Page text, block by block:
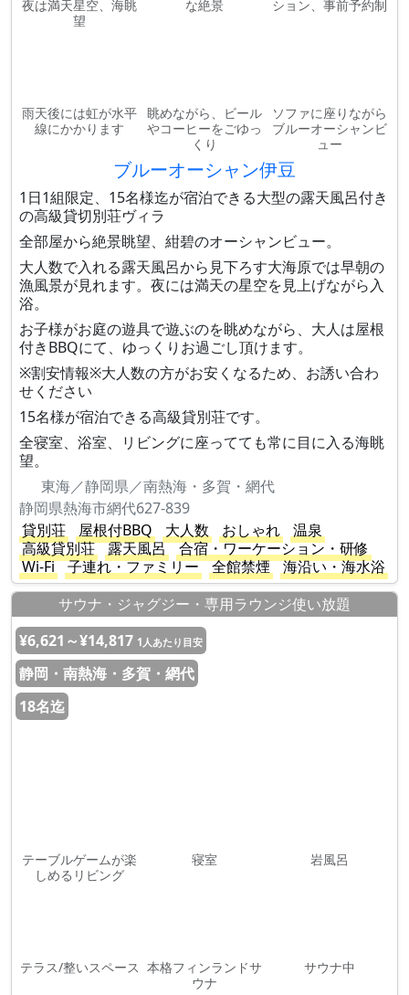
夜は満天星空、海眺
望
な絶景
ション、事前予約制
雨天後には虹が水平
線にかかります
眺めながら、ビール
やコーヒーをごゆっ
くり
ソファに座りながら
ブルーオーシャンビ
ュー
ブルーオーシャン伊豆
1日1組限定、15名様迄が宿泊できる大型の露天風呂付き
の高級貸切別荘ヴィラ
全部屋から絶景眺望、紺碧のオーシャンビュー。
大人数で入れる露天風呂から見下ろす大海原では早朝の
漁風景が見れます。夜には満天の星空を見上げながら入
浴。
お子様がお庭の遊具で遊ぶのを眺めながら、大人は屋根
付きBBQにて、ゆっくりお過ごし頂けます。
※割安情報※大人数の方がお安くなるため、お誘い合わ
せください
15名様が宿泊できる高級貸別荘です。
全寝室、浴室、リビングに座ってても常に目に入る海眺
望。
東海／静岡県／南熱海・多賀・網代
静岡県熱海市網代627-839
貸別荘
屋根付BBQ 大人数 おしゃれ
温泉
高級貸別荘
露天風呂
合宿・ワーケーション・研修
Wi-Fi
子連れ・ファミリー 全館禁煙
海沿い・海水浴
サウナ・ジャグジー・専用ラウンジ使い放題
¥6,621～¥14,817 1人あたり目安
静岡・南熱海・多賀・網代
18名迄
テーブルゲームが楽
しめるリビング
寝室 岩風呂
テラス/整いスペース 本格フィンランドサ
ウナ
サウナ中